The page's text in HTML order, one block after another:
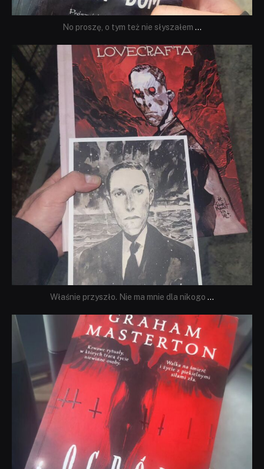
No proszę, o tym też nie słyszałem ...
dobryhorror
Wrz 19
Właśnie przyszło. Nie ma mnie dla nikogo ...
dobryhorror
Sie 23